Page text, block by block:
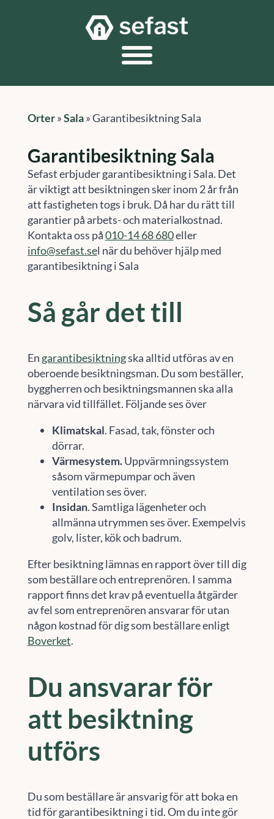
Orter»Sala»Garantibesiktning Sala
Garantibesiktning Sala
Sefast erbjuder garantibesiktning i Sala. Det
är viktigt att besiktningen sker inom 2 år från
att fastigheten togs i bruk. Då har du rätt till
garantier på arbets- och materialkostnad.
Kontakta oss på010-14 68 680eller
info@sefast.sel när du behöver hjälp med
garantibesiktning i Sala
Så går det till
En garantibesiktningska alltid utföras av en
oberoende besiktningsman. Du som beställer,
byggherren och besiktningsmannen ska alla
närvara vid tillfället. Följande ses över
Klimatskal. Fasad, tak, fönster och
dörrar.
Värmesystem.Uppvärmningssystem
såsom värmepumpar och även
ventilation ses över.
Insidan. Samtliga lägenheter och
allmänna utrymmen ses över. Exempelvis
golv, lister, kök och badrum.
Efter besiktning lämnas en rapport över till dig
som beställare och entreprenören. I samma
rapport finns det krav på eventuella åtgärder
av fel som entreprenören ansvarar för utan
någon kostnad för dig som beställare enligt
Boverket.
Du ansvarar för
att besiktning
utförs
Du som beställare är ansvarig för att boka en
tid för garantibesiktning i tid. Om du inte gör